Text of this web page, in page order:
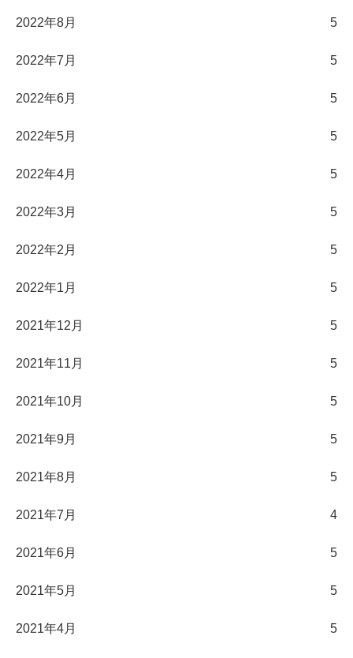
2022年8月 5
2022年7月 5
2022年6月 5
2022年5月 5
2022年4月 5
2022年3月 5
2022年2月 5
2022年1月 5
2021年12月 5
2021年11月 5
2021年10月 5
2021年9月 5
2021年8月 5
2021年7月 4
2021年6月 5
2021年5月 5
2021年4月 5